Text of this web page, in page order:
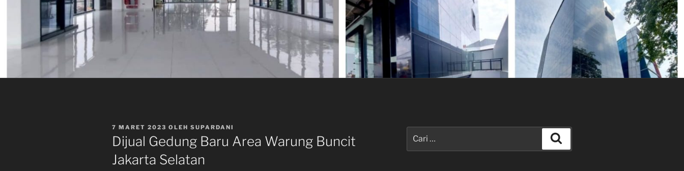
DIPOSKAN
PADA
7 MARET 2023 OLEH SUPARDANI
Dijual Gedung Baru Area Warung Buncit
Jakarta Selatan
untuk: